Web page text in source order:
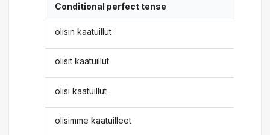
Conditional perfect tense
olisin kaatuillut
olisit kaatuillut
olisi kaatuillut
olisimme kaatuilleet